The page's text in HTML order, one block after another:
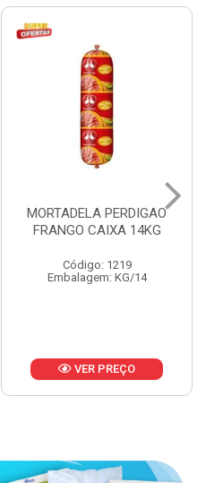
MORTADELA PERDIGAO
FRANGO CAIXA 14KG
Código: 1219
Embalagem: KG/14
VER PREÇO